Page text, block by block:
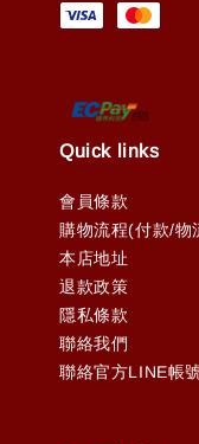
Quick links
會員條款
購物流程(付款/物
本店地址
退款政策
隱私條款
聯絡我們
聯絡官方LINE帳號